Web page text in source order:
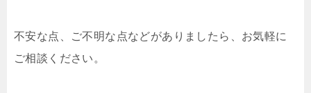
不安な点、ご不明な点などがありましたら、お気軽に
ご相談ください。